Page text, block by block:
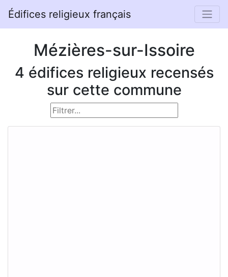
Édifices religieux français
Mézières-sur-Issoire
4 édifices religieux recensés
sur cette commune